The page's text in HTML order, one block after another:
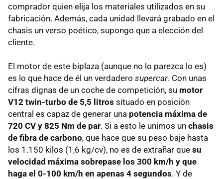
comprador quien elija los materiales utilizados en su
fabricación. Además, cada unidad llevará grabado en el
chasis un verso poético, supongo que a elección del
cliente.
El motor de este biplaza (aunque no lo parezca lo es)
es lo que hace de él un verdadero supercar. Con unas
cifras dignas de un coche de competición, su motor
V12 twin-turbo de 5,5 litros situado en posición
central es capaz de generar una potencia máxima de
720 CV y 825 Nm de par. Si a esto le unimos un chasis
de fibra de carbono, que hace que su peso baje hasta
los 1.150 kilos (1,6 kg/cv), no es de extrañar que su
velocidad máxima sobrepase los 300 km/h y que
haga el 0-100 km/h en apenas 4 segundos. Y de